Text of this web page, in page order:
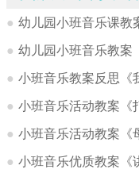
● 幼儿园小班音乐课教
● 幼儿园小班音乐教案
● 小班音乐教案反思《
● 小班音乐活动教案《
● 小班音乐活动教案《
● 小班音乐优质教案《